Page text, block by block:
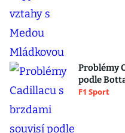
Problémy
podle
F1 Sport